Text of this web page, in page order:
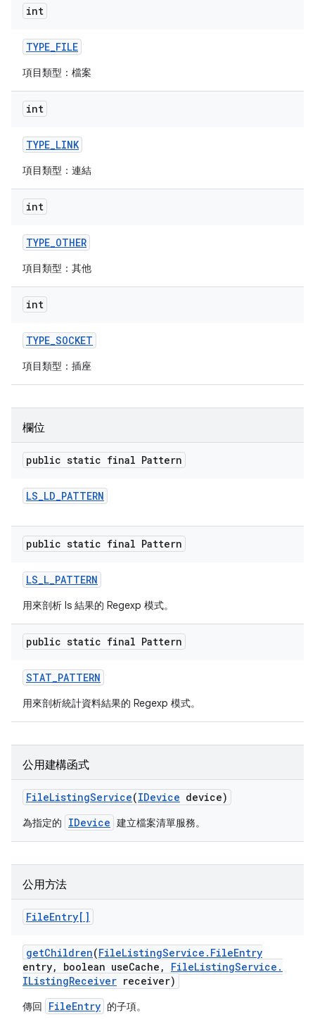
int
TYPE_FILE
項目類型：檔案
int
TYPE_LINK
項目類型：連結
int
TYPE_OTHER
項目類型：其他
int
TYPE_SOCKET
項目類型：插座
欄位
public static final Pattern
LS_LD_PATTERN
public static final Pattern
LS_L_PATTERN
用來剖析 ls 結果的 Regexp 模式。
public static final Pattern
STAT_PATTERN
用來剖析統計資料結果的 Regexp 模式。
公用建構函式
FileListingService(IDevice device)
為指定的 IDevice 建立檔案清單服務。
公用方法
FileEntry[]
getChildren(FileListingService . FileEntry
entry, boolean useCache , FileListingService .
IListingReceiver receiver)
傳回 FileEntry 的子項。